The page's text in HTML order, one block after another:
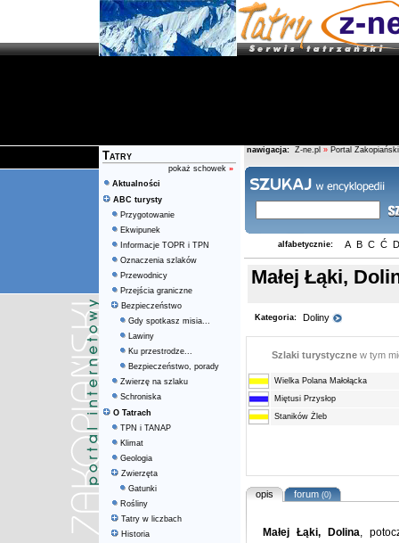
Tatry
pokaż schowek »
Aktualności
ABC turysty
Przygotowanie
Ekwipunek
Informacje TOPR i TPN
Oznaczenia szlaków
Przewodnicy
Przejścia graniczne
Bezpieczeństwo
Gdy spotkasz misia...
Lawiny
Ku przestrodze...
Bezpieczeństwo, porady
Zwierzę na szlaku
Schroniska
O Tatrach
TPN i TANAP
Klimat
Geologia
Zwierzęta
Gatunki
Rośliny
Tatry w liczbach
Historia
nawigacja: Z-ne.pl » Portal Zakopiański
alfabetycznie: A B C Ć D
Małej Łąki,
Kategoria: Doliny
Szlaki turystyczne w tym
Wielka Polana Małołącka
Miętusi Przysłop
Staników Żleb
opis forum(0)
Małej Łąki, Dolina,